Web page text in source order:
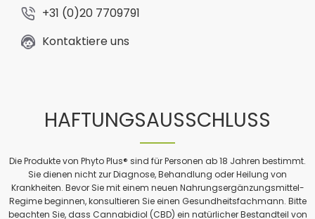
+31 (0)20 7709791
Kontaktiere uns
HAFTUNGSAUSSCHLUSS
Die Produkte von Phyto Plus® sind für Personen ab 18 Jahren bestimmt.
Sie dienen nicht zur Diagnose, Behandlung oder Heilung von
Krankheiten. Bevor Sie mit einem neuen Nahrungsergänzungsmittel-
Regime beginnen, konsultieren Sie einen Gesundheitsfachmann. Bitte
beachten Sie, dass Cannabidiol (CBD) ein natürlicher Bestandteil von